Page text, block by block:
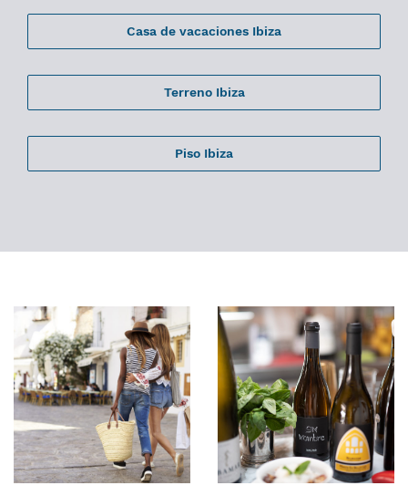
Casa de vacaciones Ibiza
Terreno Ibiza
Piso Ibiza